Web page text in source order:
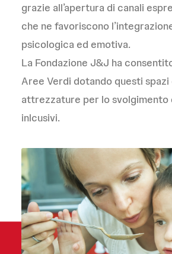
grazie all’apertura di canali
che ne favoriscono
psicologica ed emotiva.
La Fondazione J&J ha
Aree Verdi dotando questi
attrezzature per lo svolgimento
inlcusivi.